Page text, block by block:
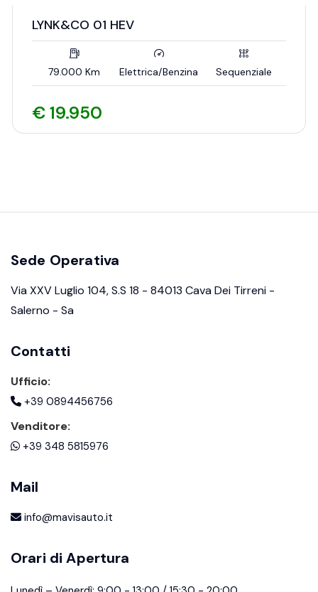
LYNK&CO 01 HEV
79.000 Km Elettrica/Benzina Sequenziale
€ 19.950
Sede Operativa
Via XXV Luglio 104, S.S 18 - 84013 Cava Dei Tirreni -
Salerno - Sa
Contatti
Ufficio:
+39 0894456756
Venditore:
+39 348 5815976
Mail
info@mavisauto.it
Orari di Apertura